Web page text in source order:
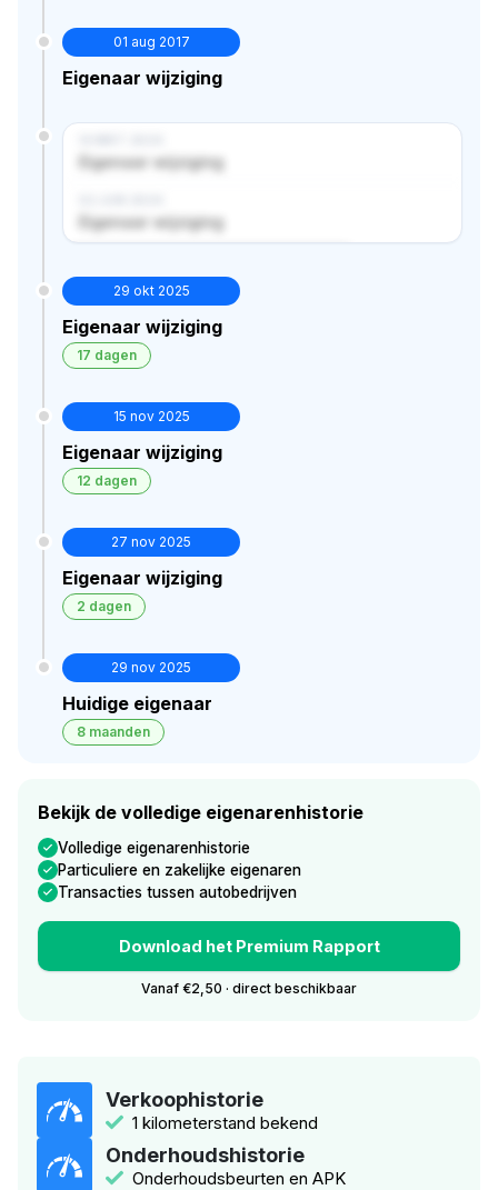
01 aug 2017
Eigenaar wijziging
Eigenaar wijziging
Eigenaar wijziging
29 okt 2025
Eigenaar wijziging
17 dagen
15 nov 2025
Eigenaar wijziging
12 dagen
27 nov 2025
Eigenaar wijziging
2 dagen
29 nov 2025
Huidige eigenaar
8 maanden
Bekijk de volledige eigenarenhistorie
Volledige eigenarenhistorie
Particuliere en zakelijke eigenaren
Transacties tussen autobedrijven
Download het Premium Rapport
Vanaf €2,50 · direct beschikbaar
Verkoophistorie
1 kilometerstand bekend
Onderhoudshistorie
Onderhoudsbeurten en APK